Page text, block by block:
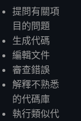
提問有關項
目的問題
生成代碼
編輯文件
審查錯誤
解釋不熟悉
的代碼庫
執行類似代